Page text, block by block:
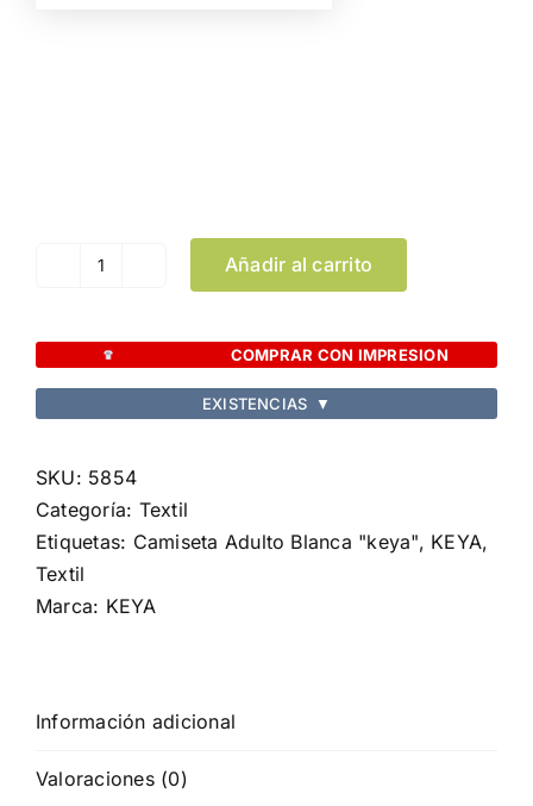
Camiseta
Blanca
"keya"
Añadir al carrito
COMPRAR CON IMPRESION
EXISTENCIAS ▼
SKU: 5854
Categoría: Textil
Etiquetas: Camiseta Adulto Blanca "keya", KEYA,
Textil
Marca: KEYA
Información adicional
Valoraciones (0)